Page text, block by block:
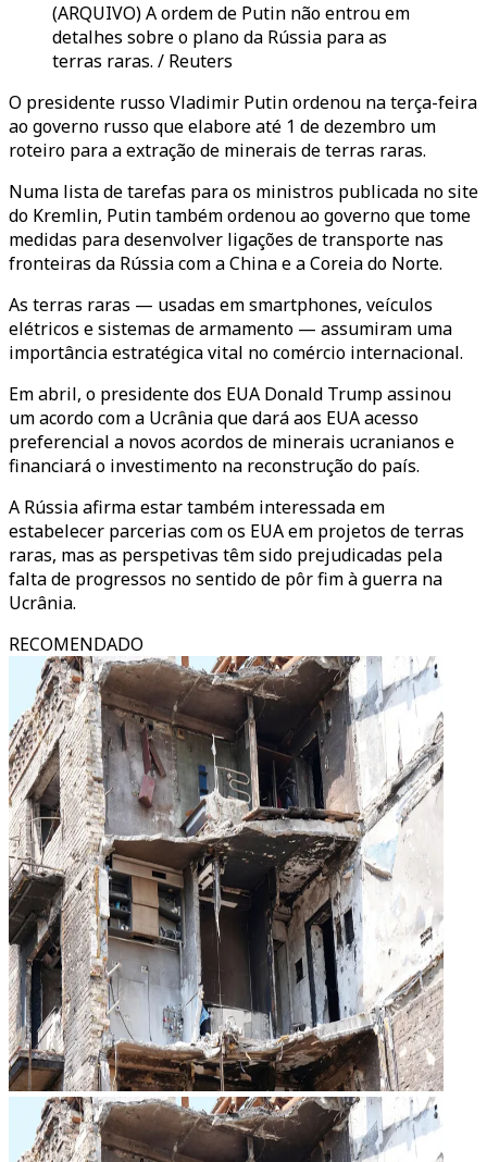
(ARQUIVO) A ordem de Putin não entrou em
detalhes sobre o plano da Rússia para as
terras raras. / Reuters
O presidente russo Vladimir Putin ordenou na terça-feira
ao governo russo que elabore até 1 de dezembro um
roteiro para a extração de minerais de terras raras.
Numa lista de tarefas para os ministros publicada no site
do Kremlin, Putin também ordenou ao governo que tome
medidas para desenvolver ligações de transporte nas
fronteiras da Rússia com a China e a Coreia do Norte.
As terras raras — usadas em smartphones, veículos
elétricos e sistemas de armamento — assumiram uma
importância estratégica vital no comércio internacional.
Em abril, o presidente dos EUA Donald Trump assinou
um acordo com a Ucrânia que dará aos EUA acesso
preferencial a novos acordos de minerais ucranianos e
financiará o investimento na reconstrução do país.
A Rússia afirma estar também interessada em
estabelecer parcerias com os EUA em projetos de terras
raras, mas as perspetivas têm sido prejudicadas pela
falta de progressos no sentido de pôr fim à guerra na
Ucrânia.
RECOMENDADO